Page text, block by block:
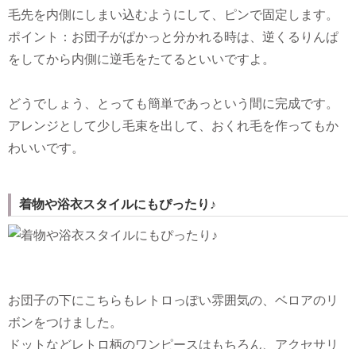
毛先を内側にしまい込むようにして、ピンで固定します。
ポイント：お団子がぱかっと分かれる時は、逆くるりんぱ
をしてから内側に逆毛をたてるといいですよ。
どうでしょう、とっても簡単であっという間に完成です。
アレンジとして少し毛束を出して、おくれ毛を作ってもか
わいいです。
着物や浴衣スタイルにもぴったり♪
お団子の下にこちらもレトロっぽい雰囲気の、ベロアのリ
ボンをつけました。
ドットなどレトロ柄のワンピースはもちろん、アクセサリ